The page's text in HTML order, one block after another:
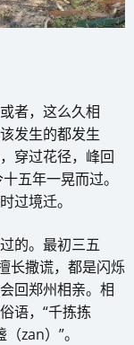
者，这么久相
发生的都发生
穿过花径，峰回
五年一晃而过。
过境迁。
的。最初三五
长撒谎，都是闪烁
回郑州相亲。相
语，“千拣拣
zan）”。